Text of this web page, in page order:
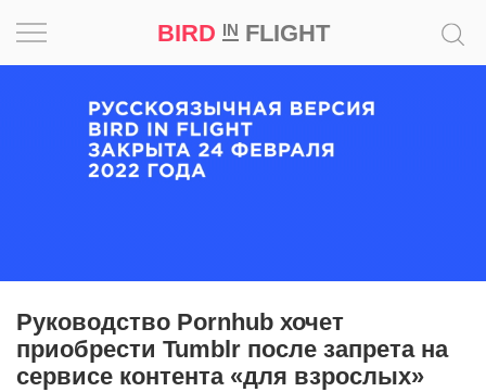
BIRD INFLIGHT
Руководство Pornhub хочет
приобрести Tumblr после запрета на
сервисе контента «для взрослых»